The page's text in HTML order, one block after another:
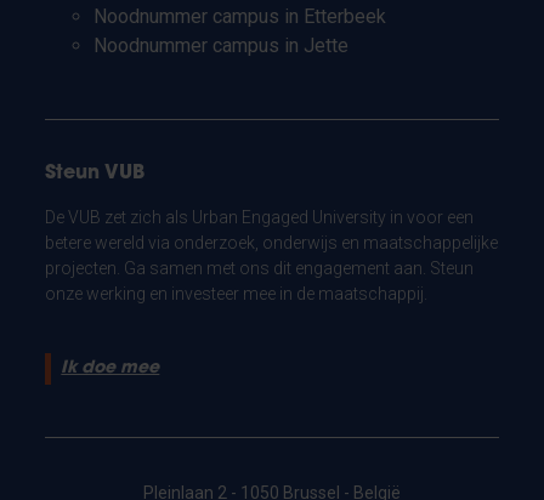
Noodnummer campus in Etterbeek
Noodnummer campus in Jette
Steun VUB
De VUB zet zich als Urban Engaged University in voor een
betere wereld via onderzoek, onderwijs en maatschappelijke
projecten. Ga samen met ons dit engagement aan. Steun
onze werking en investeer mee in de maatschappij.
Ik doe mee
Pleinlaan 2 - 1050 Brussel - België